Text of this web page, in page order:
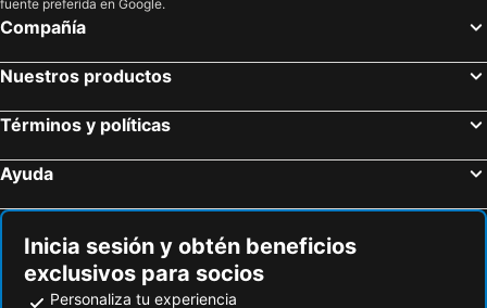
fuente preferida en Google.
Compañía
Nuestros productos
Términos y políticas
Ayuda
Inicia sesión y obtén beneficios
exclusivos para socios
Personaliza tu experiencia